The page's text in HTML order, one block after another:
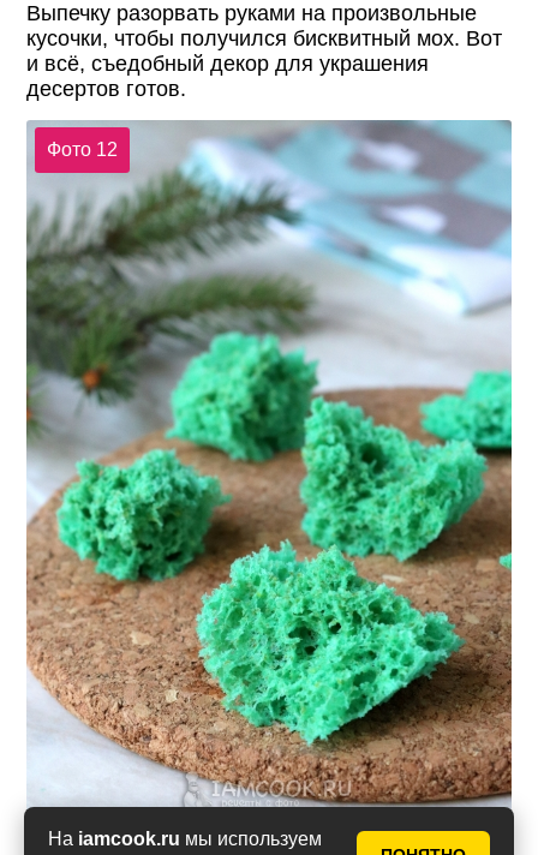
На iamcook.ru мы используем
Выпечку разорвать руками на произвольные
кусочки, чтобы получился бисквитный мох. Вот
и всё, съедобный декор для украшения
десертов готов.
Фото 12